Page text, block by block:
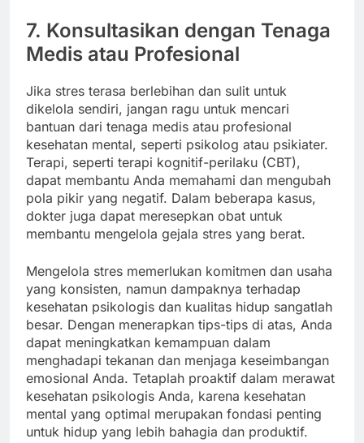
7. Konsultasikan dengan Tenaga
Medis atau Profesional
Jika stres terasa berlebihan dan sulit untuk
dikelola sendiri, jangan ragu untuk mencari
bantuan dari tenaga medis atau profesional
kesehatan mental, seperti psikolog atau psikiater.
Terapi, seperti terapi kognitif-perilaku (CBT),
dapat membantu Anda memahami dan mengubah
pola pikir yang negatif. Dalam beberapa kasus,
dokter juga dapat meresepkan obat untuk
membantu mengelola gejala stres yang berat.
Mengelola stres memerlukan komitmen dan usaha
yang konsisten, namun dampaknya terhadap
kesehatan psikologis dan kualitas hidup sangatlah
besar. Dengan menerapkan tips-tips di atas, Anda
dapat meningkatkan kemampuan dalam
menghadapi tekanan dan menjaga keseimbangan
emosional Anda. Tetaplah proaktif dalam merawat
kesehatan psikologis Anda, karena kesehatan
mental yang optimal merupakan fondasi penting
untuk hidup yang lebih bahagia dan produktif.